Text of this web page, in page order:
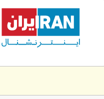
content